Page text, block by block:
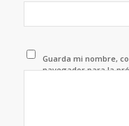
Guarda mi nombre,
navegador para la